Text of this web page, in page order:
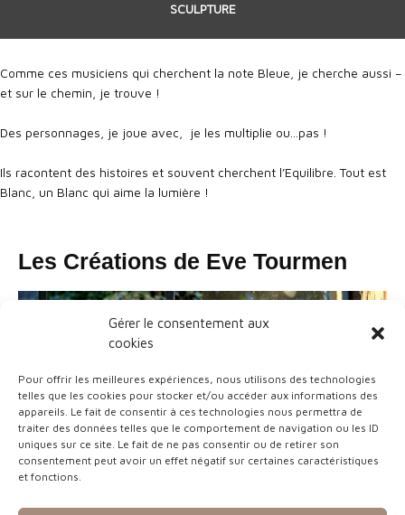
Gérer le consentement aux
cookies
Pour offrir les meilleures expériences, nous utilisons des technologies
telles que les cookies pour stocker et/ou accéder aux informations des
appareils. Le fait de consentir à ces technologies nous permettra de
traiter des données telles que le comportement de navigation ou les ID
uniques sur ce site. Le fait de ne pas consentir ou de retirer son
consentement peut avoir un effet négatif sur certaines caractéristiques
et fonctions.
SCULPTURE
Comme ces musiciens qui cherchent la note Bleue, je cherche aussi –
et sur le chemin, je trouve !
Des personnages, je joue avec, je les multiplie ou…pas !
Ils racontent des histoires et souvent cherchent l’Equilibre. Tout est
Blanc, un Blanc qui aime la lumière !
Les Créations de Eve Tourmen